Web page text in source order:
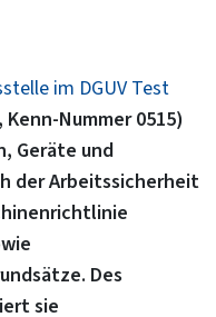
im DGUV Test
Nummer 0515)
Geräte und
der Arbeitssicherheit
Des
sie